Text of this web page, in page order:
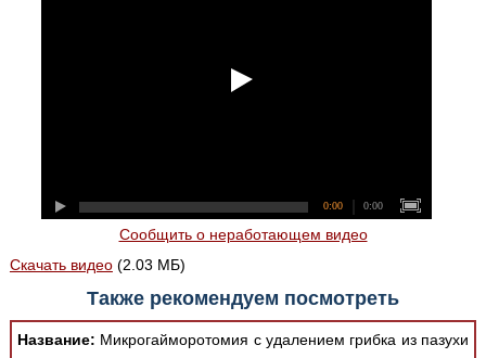
0:00 0:00
Сообщить о неработающем видео
Скачать видео(2.03 МБ)
Также рекомендуем посмотреть
Название: Микрогайморотомия с удалением грибка из пазухи